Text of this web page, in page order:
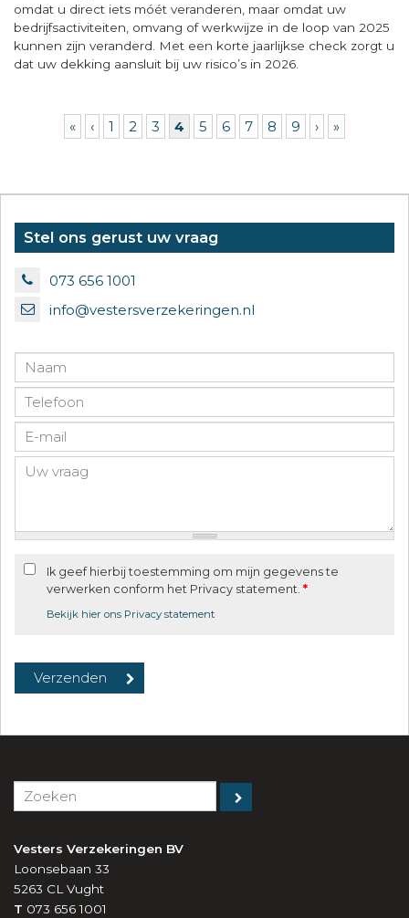
omdat u direct iets móét veranderen, maar omdat uw
bedrijfsactiviteiten, omvang of werkwijze in de loop van 2025
kunnen zijn veranderd. Met een korte jaarlijkse check zorgt u
dat uw dekking aansluit bij uw risico’s in 2026.
Pagina's
« ‹ 1 2 3 4 5 6 7 8 9 › »
Stel ons gerust uw vraag
073 656 1001
info@vestersverzekeringen.nl
Ik geef hierbij toestemming om mijn gegevens te
verwerken conform het Privacy statement. *
Bekijk hier ons Privacy statement
Vesters Verzekeringen BV
Loonsebaan 33
5263 CL Vught
T 073 656 1001